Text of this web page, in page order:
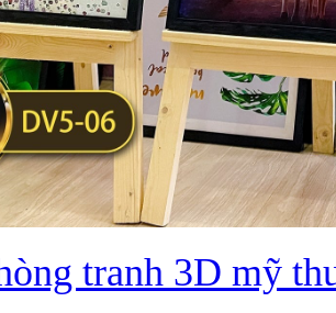
tranh 3D mỹ